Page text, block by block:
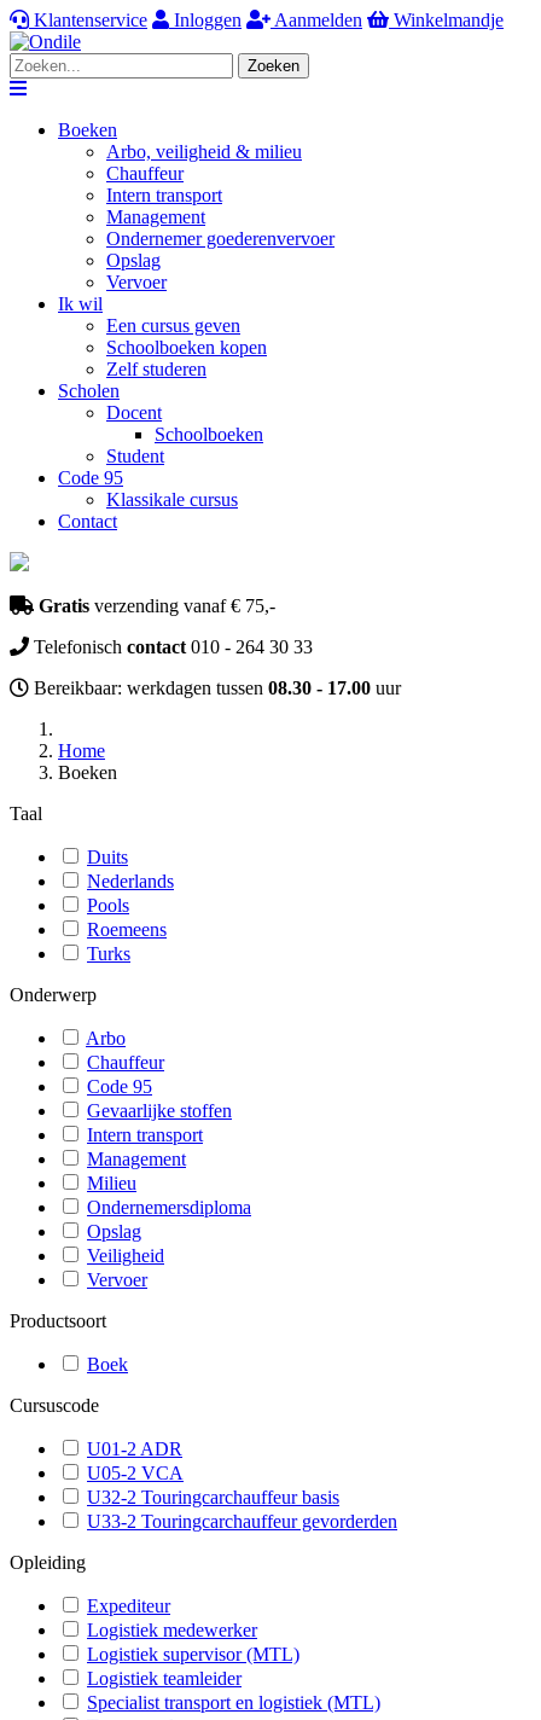
Klantenservice Inloggen Aanmelden Winkelmandje
Zoeken
Navigation
Boeken
Arbo, veiligheid & milieu
Chauffeur
Intern transport
Management
Ondernemer goederenvervoer
Opslag
Vervoer
Ik wil
Een cursus geven
Schoolboeken kopen
Zelf studeren
Scholen
Docent
Schoolboeken
Student
Code 95
Klassikale cursus
Contact
Gratis verzending vanaf € 75,-
Telefonisch contact 010 - 264 30 33
Bereikbaar: werkdagen tussen 08.30 - 17.00 uur
Home
Boeken
Taal
Duits
Nederlands
Pools
Roemeens
Turks
Onderwerp
Arbo
Chauffeur
Code 95
Gevaarlijke stoffen
Intern transport
Management
Milieu
Ondernemersdiploma
Opslag
Veiligheid
Vervoer
Productsoort
Boek
Cursuscode
U01-2 ADR
U05-2 VCA
U32-2 Touringcarchauffeur basis
U33-2 Touringcarchauffeur gevorderden
Opleiding
Expediteur
Logistiek medewerker
Logistiek supervisor (MTL)
Logistiek teamleider
Specialist transport en logistiek (MTL)